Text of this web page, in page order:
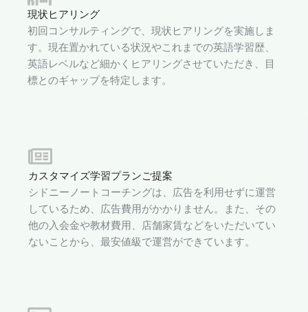
現状ヒアリング
初回コンサルティングで、現状ヒアリングを実施しま
す。現在置かれている状況やこれまでの英語学習歴、
英語レベルなど細かくヒアリングさせていただき、目
標とのギャップを特定します。
カスタマイズ学習プランご提案
シドニーノートコーチングは、広告を利用せずに運営
しているため、広告費用がかかりません。また、その
他の入会金や教材費用、店舗家賃などをいただいてい
ないことから、最安値級で運営ができています。